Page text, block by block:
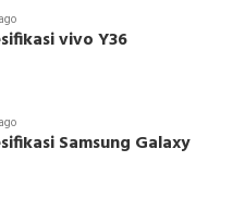
vivo Y36
Samsung Galaxy